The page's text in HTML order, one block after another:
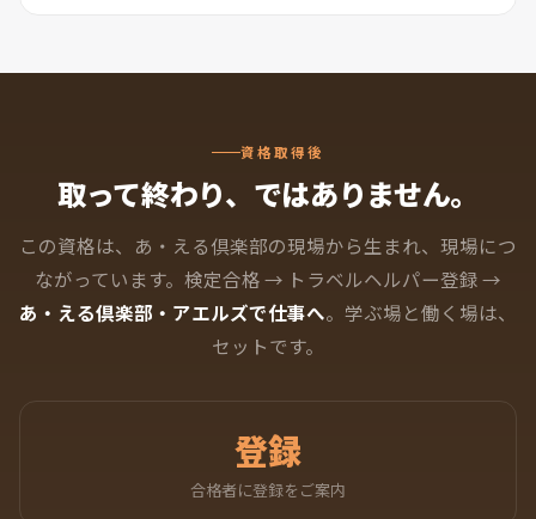
資格取得後
取って終わり、ではありません。
この資格は、あ・える倶楽部の現場から生まれ、現場につ
ながっています。 検定合格 → トラベルヘルパー登録 →
あ・える倶楽部・アエルズで仕事へ。 学ぶ場と働く場は、
セットです。
登録
合格者に登録をご案内